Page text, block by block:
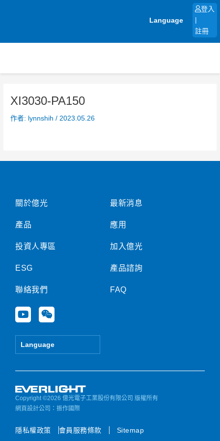
Language
登入
註冊
XI3030-PA150
作者: lynnshih/ 2023.05.26
關於億光
產品
投資人專區
ESG
聯絡我們
Y
o
u
e
W
e
i
Language
最新消息
應用
加入億光
產品諮詢
FAQ
Copyright ©2026 億光電子工業股份有限公司 版權所有
網頁設計公司 ：振作國際
隱私權政策 會員服務條款 Sitemap